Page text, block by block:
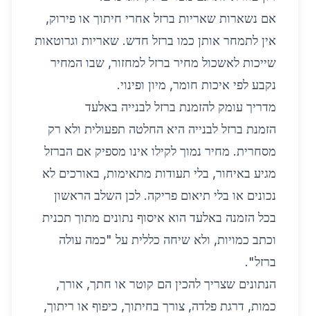
אם נשארות שאריות ברזל אחרי חיתוך או פירוק,
אין לתמחר אותן כמו ברזל חדש. שאריות וגרוטאות
שייכות לאשכול מחיר ברזל למחזור, שבו המחיר
נקבע לפי איכות חומר, מיון ופינוי.
מדריך עומק להזמנת ברזל לבנייה באלעד
הזמנת ברזל לבנייה היא החלטה תפעולית ולא רק
מסחרית. מחיר נמוך לקילו אינו מספיק אם הברזל
מגיע באיחור, בלי תעודות מתאימות, באורכים לא
נכונים או בלי תיאום פריקה. לכן השלב הראשון
בכל הזמנה באלעד הוא איסוף נתונים מתוך תכנית
וכתב כמויות, ולא שיחה כללית על "כמה עולה
ברזל".
הנתונים שצריך להכין הם קוטר או חתך, אורך,
כמות, דרגת פלדה, צורך בחיתוך, כיפוף או ריתוך,